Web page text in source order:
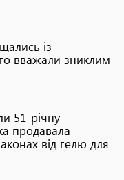
із
вважали зниклим
51-річну
продавала
від гелю для